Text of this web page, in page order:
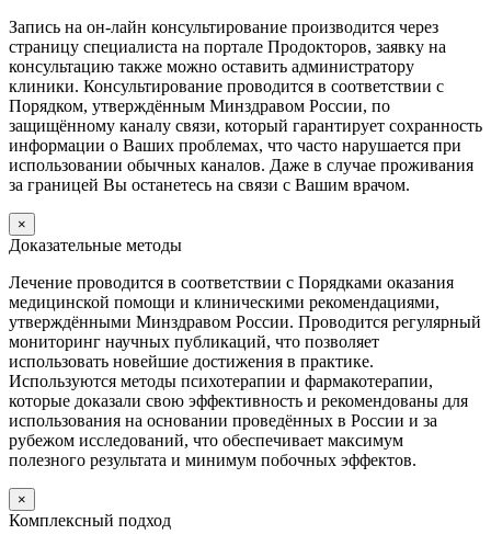
Запись на он-лайн консультирование производится через
страницу специалиста на портале Продокторов, заявку на
консультацию также можно оставить администратору
клиники. Консультирование проводится в соответствии с
Порядком, утверждённым Минздравом России, по
защищённому каналу связи, который гарантирует сохранность
информации о Ваших проблемах, что часто нарушается при
использовании обычных каналов. Даже в случае проживания
за границей Вы останетесь на связи с Вашим врачом.
×
Доказательные методы
Лечение проводится в соответствии с Порядками оказания
медицинской помощи и клиническими рекомендациями,
утверждёнными Минздравом России. Проводится регулярный
мониторинг научных публикаций, что позволяет
использовать новейшие достижения в практике.
Используются методы психотерапии и фармакотерапии,
которые доказали свою эффективность и рекомендованы для
использования на основании проведённых в России и за
рубежом исследований, что обеспечивает максимум
полезного результата и минимум побочных эффектов.
×
Комплексный подход